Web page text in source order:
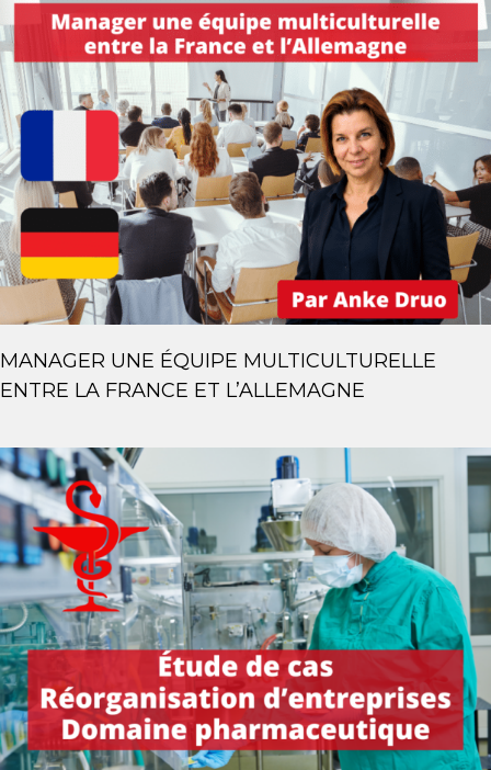
MANAGER UNE ÉQUIPE MULTICULTURELLE
ENTRE LA FRANCE ET L’ALLEMAGNE